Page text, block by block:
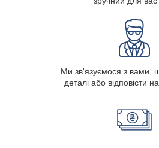
Ми зв'язуємося з вами,
деталі або відповісти